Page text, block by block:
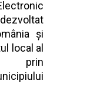
și
local al
prin